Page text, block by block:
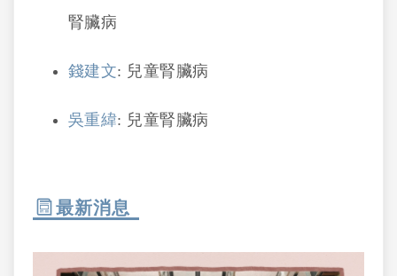
腎臟病
錢建文: 兒童腎臟病
吳重緯: 兒童腎臟病
最新消息